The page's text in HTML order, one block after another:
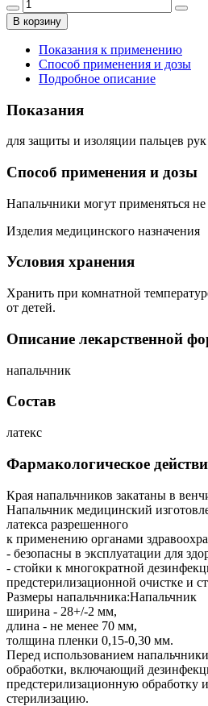
В корзину
Показания к применению
Способ применения и дозы
Подробное описание
Показания
для защиты и изоляции пальцев рук
Способ применения и дозы
Напальчники могут применяться не
Изделия медицинского назначения
Условия хранения
Хранить при комнатной
от детей.
Описание лекарственной
напальчник
Состав
латекс
Фармакологическое
Края напальчников закатаны в
Напальчник медицинский
латекса разрешенного
к применению органами
- безопасны в эксплуатации для
- стойки к многократной
предстерилизационной очистке и
Размеры напальчника:Напальчник
ширина - 28+/-2 мм,
длина - не менее 70 мм,
толщина пленки 0,15-0,30 мм.
Перед использованием
обработки, включающий
предстерилизационную обработку
стерилизацию.